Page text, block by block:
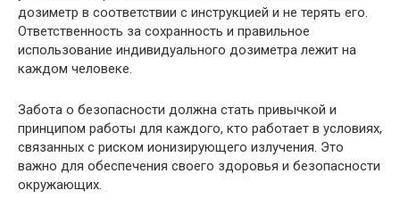
дозиметр в соответствии с инструкцией и не терять его.
Ответственность за сохранность и правильное
использование индивидуального дозиметра лежит на
каждом человеке.
Забота о безопасности должна стать привычкой и
принципом работы для каждого, кто работает в условиях,
связанных с риском ионизирующего излучения. Это
важно для обеспечения своего здоровья и безопасности
окружающих.